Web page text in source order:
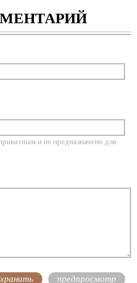
и не предназначено для